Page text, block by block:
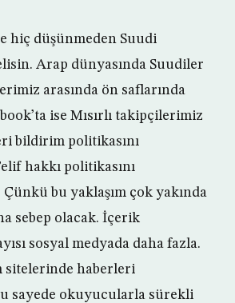
hiç düşünmeden Suudi
Arap dünyasında Suudiler
arasında ön saflarında
ise Mısırlı takipçilerimiz
bildirim politikasını
hakkı politikasını
bu yaklaşım çok yakında
sebep olacak. İçerik
sosyal medyada daha fazla.
sitelerinde haberleri
sayede okuyucularla sürekli